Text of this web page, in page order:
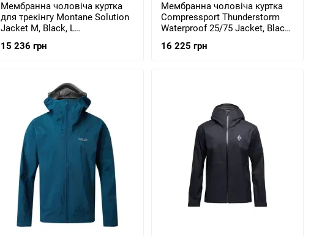
Мембранна чоловіча куртка
для трекінгу Montane Solution
Jacket M, Black, L
15 236 грн
Мембранна чоловіча куртка
Compressport Thunderstorm
Waterproof 25/75 Jacket, Black,
16 225 грн